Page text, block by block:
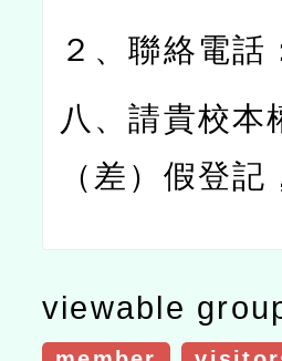
２、聯絡電話
八、請貴校本
（差）假登
viewable group